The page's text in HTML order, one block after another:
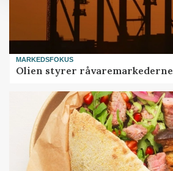
MARKEDSFOKUS
Olien styrer råvaremarkederne